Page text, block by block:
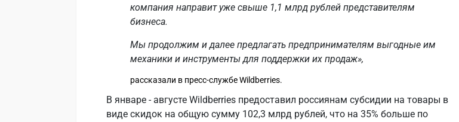
компания направит уже свыше 1,1 млрд рублей представителям
бизнеса.
Мы продолжим и далее предлагать предпринимателям выгодные им
механики и инструменты для поддержки их продаж»,
рассказали в пресс-службе Wildberries.
В январе - августе Wildberries предоставил россиянам субсидии на товары в
виде скидок на общую сумму 102,3 млрд рублей, что на 35% больше по